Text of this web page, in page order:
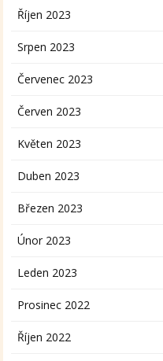
Říjen 2023
Srpen 2023
Červenec 2023
Červen 2023
Květen 2023
Duben 2023
Březen 2023
Únor 2023
Leden 2023
Prosinec 2022
Říjen 2022